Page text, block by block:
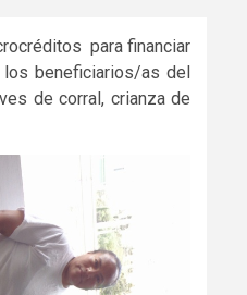
para financiar
los beneficiarios/as del
de corral, crianza de